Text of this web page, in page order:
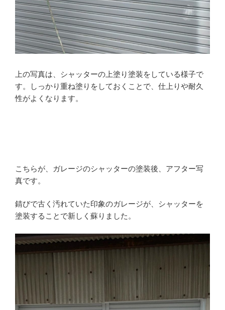
上の写真は、シャッターの上塗り塗装をしている様子で
す。しっかり重ね塗りをしておくことで、仕上りや耐久
性がよくなります。
こちらが、ガレージのシャッターの塗装後、アフター写
真です。
錆びで古く汚れていた印象のガレージが、シャッターを
塗装することで新しく蘇りました。